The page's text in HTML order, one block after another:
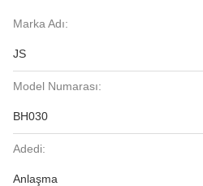
Marka Adı:
JS
Model Numarası:
BH030
Adedi:
Anlaşma